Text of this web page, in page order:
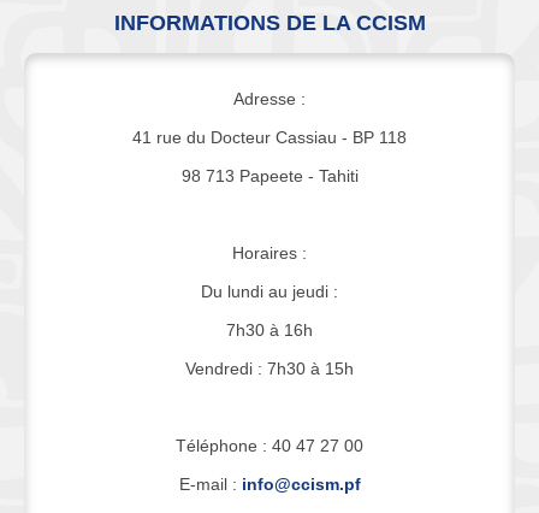
INFORMATIONS DE LA CCISM
Adresse :
41 rue du Docteur Cassiau - BP 118
98 713 Papeete - Tahiti
Horaires :
Du lundi au jeudi :
7h30 à 16h
Vendredi : 7h30 à 15h
Téléphone : 40 47 27 00
E-mail : info@ccism.pf